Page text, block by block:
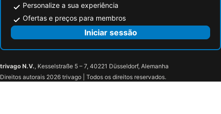
Personalize a sua experiência
Ofertas e preços para membros
Iniciar sessão
trivago N.V., Kesselstraße 5 – 7, 40221 Düsseldorf, Alemanha
Direitos autorais 2026 trivago | Todos os direitos reservados.